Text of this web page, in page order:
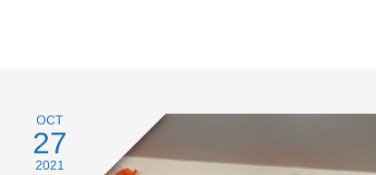
OCT
27
2021